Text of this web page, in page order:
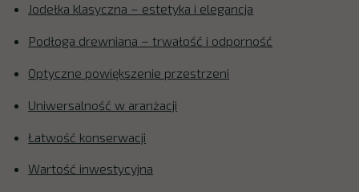
Jodełka klasyczna – estetyka i elegancja
Podłoga drewniana – trwałość i odporność
Optyczne powiększenie przestrzeni
Uniwersalność w aranżacji
Łatwość konserwacji
Wartość inwestycyjna